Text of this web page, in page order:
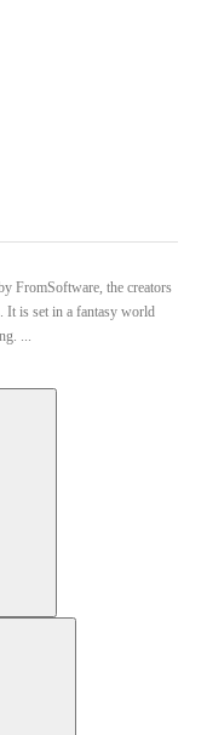
FromSoftware, the creators
It is set in a fantasy world
...